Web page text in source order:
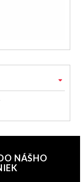
NÁŠHO